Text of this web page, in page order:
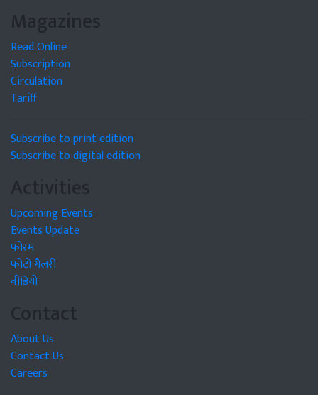
Magazines
Read Online
Subscription
Circulation
Tariff
Subscribe to print edition
Subscribe to digital edition
Activities
Upcoming Events
Events Update
फोरम
फोटो गैलरी
वीडियो
Contact
About Us
Contact Us
Careers